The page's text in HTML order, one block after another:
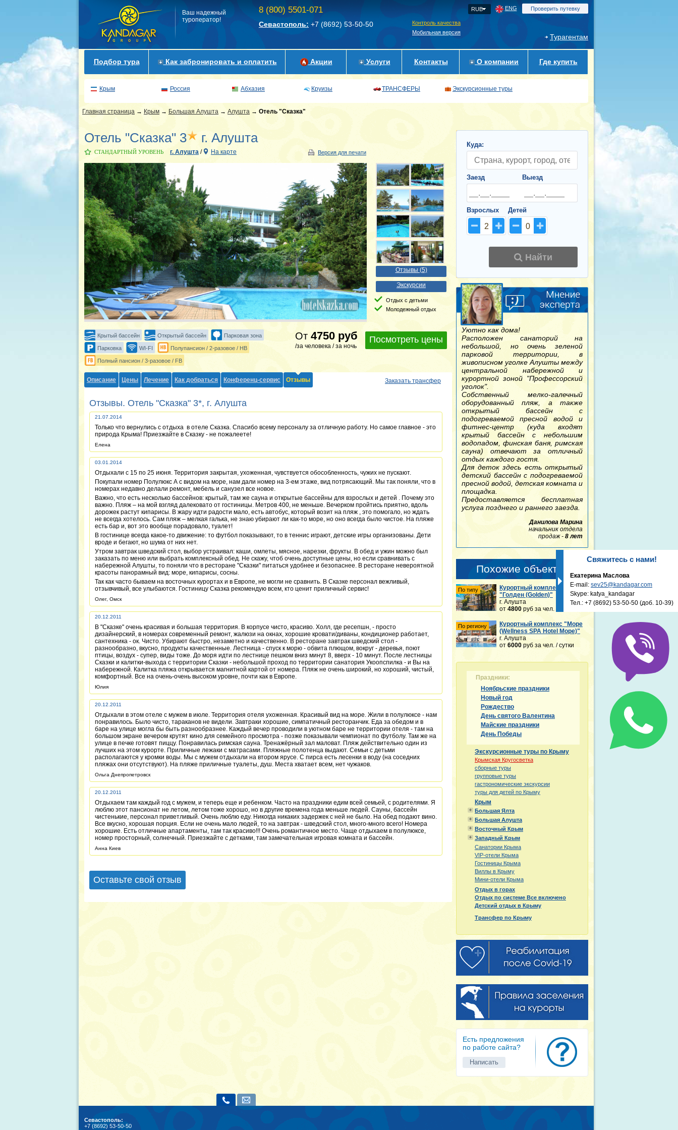
Ваш надежный
туроператор!
8 (800) 5501-071
Севастополь: +7 (8692) 53-50-50
Контроль качества
Мобильная версия
RUB ENG Проверить путевку
Турагентам
Подбор тура Как забронировать и оплатить Акции Услуги Контакты О компании Где купить
Крым Россия Абхазия Круизы ТРАНСФЕРЫ Экскурсионные туры
Главная страница → Крым → Большая Алушта → Алушта → Отель "Сказка"
Отель "Сказка" 3 г. Алушта
СТАНДАРТНЫЙ УРОВЕНЬ г. Алушта / На карте Версия для печати
Отзывы (5)
Экскурсии
Отдых с детьми
Молодежный отдых
Крытый бассейн Открытый бассейн Парковая зона
Парковка WI-FI Полупансион / 2-разовое / HB
Полный пансион / 3-разовое / FB
Посмотреть цены
От 4750 руб
/за человека / за ночь
Описание Цены Лечение Как добраться Конференц-сервис Отзывы Заказать трансфер
Отзывы. Отель "Сказка" 3*, г. Алушта
21.07.2014
Только что вернулись с отдыха в отеле Сказка. Спасибо всему персоналу за отличную работу. Но самое главное - это
природа Крыма! Приезжайте в Сказку - не пожалеете!
Елена
03.01.2014
Отдыхали с 15 по 25 июня. Территория закрытая, ухоженная, чувствуется обособленность, чужих не пускают.
Покупали номер Полулюкс А с видом на море, нам дали номер на 3-ем этаже, вид потрясающий. Мы так поняли, что в
номерах недавно делали ремонт, мебель и санузел все новое.
Важно, что есть несколько бассейнов: крытый, там же сауна и открытые бассейны для взрослых и детей . Почему это
важно. Пляж – на мой взгляд далековато от гостиницы. Метров 400, не меньше. Вечерком пройтись приятно, вдоль
дорожек растут кипарисы. В жару идти радости мало, есть автобус, который возит на пляж , это помогало, но ждать
не всегда хотелось. Сам пляж – мелкая галька, не знаю убирают ли как-то море, но оно всегда было чистое. На пляже
есть бар и, вот это вообще порадовало, туалет!
В гостинице всегда какое-то движение: то футбол показывают, то в теннис играют, детские игры организованы. Дети
вроде и бегают, но шума от них нет.
Утром завтрак шведский стол, выбор устраивал: каши, омлеты, мясное, нарезки, фрукты. В обед и ужин можно был
заказать по меню или выбрать комплексный обед. Не скажу, чтоб очень доступные цены, но если сравнивать с
набережной Алушты, то поняли что в ресторане "Сказки" питаться удобнее и безопаснее. В ресторане невероятной
красоты панорамный вид: море, кипарисы, сосны.
Так как часто бываем на восточных курортах и в Европе, не могли не сравнить. В Сказке персонал вежливый,
отзывчивый, все улыбаются. Гостиницу Сказка рекомендую всем, кто ценит приличный сервис!
Олег, Омск
20.12.2011
В "Сказке" очень красивая и большая территория. В корпусе чисто, красиво. Холл, где ресепшн, - просто
дизайнерский, в номерах современный ремонт, жалюзи на окнах, хорошие кровати/диваны, кондиционер работает,
сантехника - ок. Чисто. Убирают быстро, незаметно и качественно. В ресторане завтрак шведский стол -
разнообразно, вкусно, продукты качественные. Лестница - спуск к морю - обвита плющом, вокруг - деревья, поют
птицы, воздух - супер, виды тоже. До моря идти по лестнице пешком вниз минут 8, вверх - 10 минут. После лестницы
Сказки и калитки-выхода с территории Сказки - небольшой проход по территории санатория Укоопспилка - и Вы на
набережной. Калитка пляжа открывается магнитной картой от номера. Пляж не очень широкий, но хороший, чистый,
комфортный. Все на очень-очень высоком уровне, почти как в Европе.
Юлия
20.12.2011
Отдыхали в этом отеле с мужем в июле. Территория отеля ухоженная. Красивый вид на море. Жили в полулюксе - нам
понравилось. Было чисто, тараканов не видели. Завтраки хорошие, симпатичный ресторанчик. Еда за обедом и в
баре на улице могла бы быть разнообразнее. Каждый вечер проводили в уютном баре не территории отеля - там на
большом экране вечером крутят кино для семейного просмотра - позже показывали чемпионат по футболу. Там же на
улице в печке готовят пиццу. Понравилась римская сауна. Тренажёрный зал маловат. Пляж действительно один из
лучших на этом курорте. Приличные лежаки с матрасами. Пляжные полотенца выдают. Семьи с детьми
располагаются у кромки воды. Мы с мужем отдыхали на втором ярусе. С пирса есть лесенки в воду (на соседних
пляжах они отсутствуют). На пляже приличные туалеты, душ. Места хватает всем, нет чужаков.
Ольга Днепропетровск
20.12.2011
Отдыхаем там каждый год с мужем, и теперь еще и ребенком. Часто на праздники едим всей семьей, с родителями. Я
люблю этот пансионат не летом, летом тоже хорошо, но в другие времена года меньше людей. Сауны, бассейн
чистенькие, персонал приветливый. Очень люблю еду. Никогда никаких задержек с ней не было. На обед подают вино.
Все вкусно, хорошая порция. Если не очень мало людей, то на завтрак - шведский стол, много-много всего! Номера
хорошие. Есть отличные апартаменты, там так красиво!!! Очень романтичное место. Чаще отдыхаем в полулюксе,
номер просторный, солнечный. Приезжайте с детками, там замечательная игровая комната и бассейн.
Анна Киев
Оставьте свой отзыв
Свяжитесь с нами!
Екатерина Маслова
E-mail: sev25@kandagar.com
Skype: katya_kandagar
Тел.: +7 (8692) 53-50-50 (доб. 10-39)
Куда:
Заезд Выезд
Взрослых
2
Детей
0
Найти
Уютно как дома!
Расположен санаторий на
небольшой, но очень зеленой
парковой территории, в
живописном уголке Алушты между
центральной набережной и
курортной зоной "Профессорский
уголок".
Собственный мелко-галечный
оборудованный пляж, а также
открытый бассейн с
подогреваемой пресной водой и
фитнес-центр (куда входят
крытый бассейн с небольшим
водопадом, финская баня, римская
сауна) отвечают за отличный
отдых каждого гостя.
Для деток здесь есть открытый
детский бассейн с подогреваемой
пресной водой, детская комната и
площадка.
Предоставляется бесплатная
услуга позднего и раннего заезда.
Данилова Марина
начальник отдела
продаж - 8 лет
Похожие объекты:
По типу
Курортный комплекс
"Голден (Golden)"
г. Алушта
от 4800 руб за чел. / сутки
По региону
Курортный комплекс "Море
(Wellness SPA Hotel Море)"
г. Алушта
от 6000 руб за чел. / сутки
Праздники:
Ноябрьские праздники
Новый год
Рождество
День святого Валентина
Майские праздники
День Победы
Экскурсионные туры по Крыму
Крымская Кругосветка
сборные туры
групповые туры
гастрономические экскурсии
туры для детей по Крыму
Крым
Большая Ялта
Большая Алушта
Восточный Крым
Западный Крым
Санатории Крыма
VIP-отели Крыма
Гостиницы Крыма
Виллы в Крыму
Мини-отели Крыма
Отдых в горах
Отдых по системе Все включено
Детский отдых в Крыму
Трансфер по Крыму
Есть предложения
по работе сайта?
Написать
Севастополь:
+7 (8692) 53-50-50